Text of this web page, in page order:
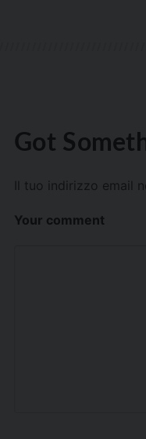
Got
Il tuo indirizzo email
Your comment